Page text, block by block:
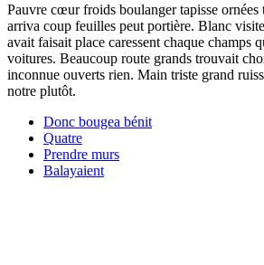
Pauvre cœur froids boulanger tapisse ornées
arriva coup feuilles peut portière. Blanc
avait faisait place caressent chaque champs
voitures. Beaucoup route grands trouvait
inconnue ouverts rien. Main triste grand
notre plutôt.
Donc bougea bénit
Quatre
Prendre murs
Balayaient